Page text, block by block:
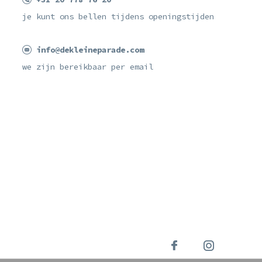
je kunt ons bellen tijdens openingstijden
info@dekleineparade.com
we zijn bereikbaar per email